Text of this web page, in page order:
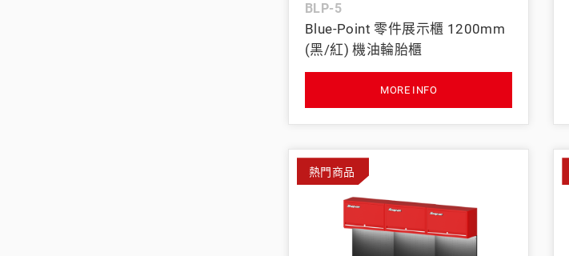
BLP-5
Blue-Point 零件展示櫃 1200mm
(黑/紅) 機油輪胎櫃
MORE INFO
熱門商品